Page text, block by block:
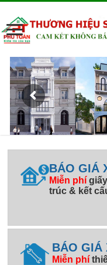
BÁO GIÁ
Miễn phí
trúc & kết
BÁO GIÁ
Miễn phí